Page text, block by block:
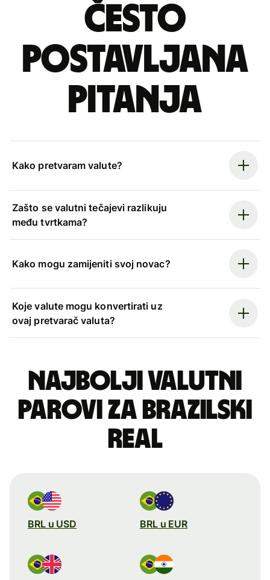
Često
postavljana
pitanja
Kako pretvaram valute?
Zašto se valutni tečajevi razlikuju
među tvrtkama?
Kako mogu zamijeniti svoj novac?
Koje valute mogu konvertirati uz
ovaj pretvarač valuta?
Najbolji valutni
parovi za brazilski
real
BRL u USD BRL u EUR